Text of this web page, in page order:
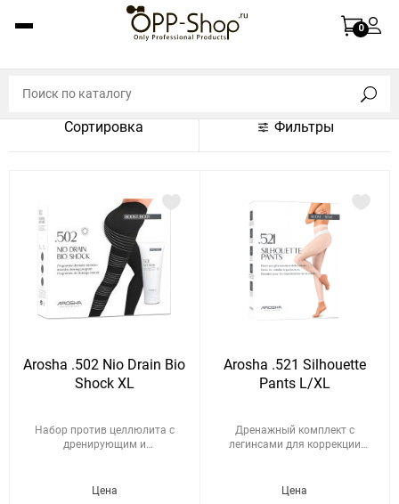
0
Сортировка Фильтры
По названию (A-Z)
По цене (по возрастанию)
По цене (по убыванию)
По популярности (по убыванию)
Показать:
30
120
Показать
Arosha .502 Nio Drain Bio
Shock XL
Набор против целлюлита с
дренирующим и
Цена
Arosha .521 Silhouette
Pants L/XL
Дренажный комплект с
легинсами для коррекции
Цена